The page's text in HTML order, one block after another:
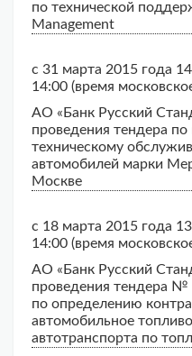
по технической
Management
с 31 марта 2015 года
14:00 (время
АО «Банк Русский
проведения тендера
техническому
автомобилей марки
Москве
с 18 марта 2015 года
14:00 (время
АО «Банк Русский
проведения тендера
по определению
автомобильное
автотранспорта по